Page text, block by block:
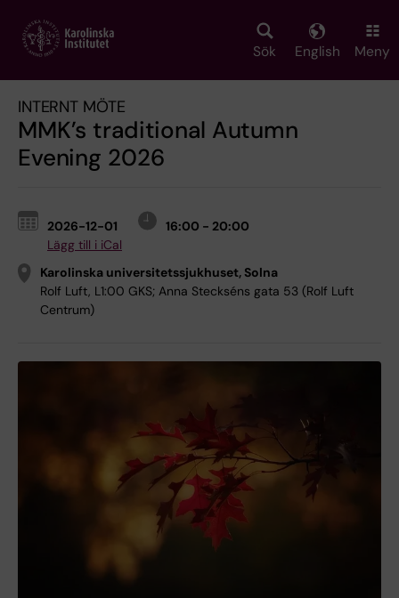
main
Sök English Meny
INTERNT MÖTE
MMK’s traditional Autumn
Evening 2026
2026-12-01
16:00 - 20:00
Lägg till i iCal
Karolinska universitetssjukhuset, Solna
Rolf Luft, L1:00 GKS; Anna Steckséns gata 53 (Rolf Luft
Centrum)